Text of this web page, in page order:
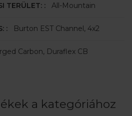
TERÜLET: : All-Mountain
:Burton EST Channel, 4x2
Carbon, Duraflex CB
a kategóriához